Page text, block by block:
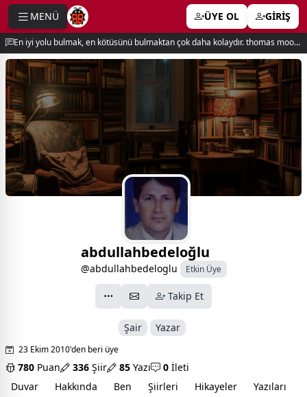
MENÜ ÜYE OL GİRİŞ
En iyi yolu bulmak, en kötüsünü bulmaktan çok daha kolaydır. thomas moore
abdullahbedeloğlu
@abdullahbedeloglu Etkin Üye
Takip Et
Şair Yazar
23 Ekim 2010'den beri üye
780 Puan 336 Şiir 85 Yazı 0 İleti
Duvar
Hakkında Ben Şiirleri Hikayeler Yazıları
menu